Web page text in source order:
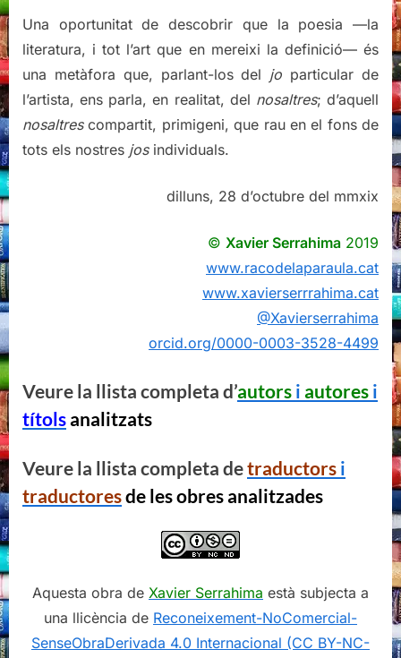
Una oportunitat de descobrir que la poesia —la
literatura, i tot l’art que en mereixi la definició— és
una metàfora que, parlant-los del jo particular de
l’artista, ens parla, en realitat, del nosaltres; d’aquell
nosaltrescompartit, primigeni, que rau en el fons de
tots els nostres josindividuals.
dilluns, 28 d’octubre del mmxix
© Xavier Serrahima 2019
www.racodelaparaula.cat
www.xavierserrrahima.cat
@Xavierserrahima
orcid.org/0000-0003-3528-4499
Veure la llista completa d’autors i autores i
títolsanalitzats
Veure la llista completa detraductors i
traductoresde les obres analitzades
Aquesta obra de Xavier Serrahima està subjecta a
una llicència de Reconeixement-NoComercial-
SenseObraDerivada 4.0 Internacional (CC BY-NC-